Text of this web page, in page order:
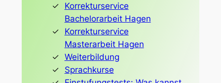
Korrekturservice
Bachelorarbeit Hagen
Korrekturservice
Masterarbeit Hagen
Weiterbildung
Sprachkurse